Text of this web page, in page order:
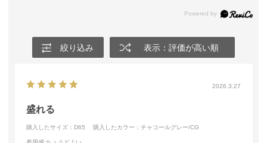
絞り込み 表示：評価が高い順
2026.3.27
盛れる
購入したサイズ：D65 購入したカラー：チャコールグレー/CG